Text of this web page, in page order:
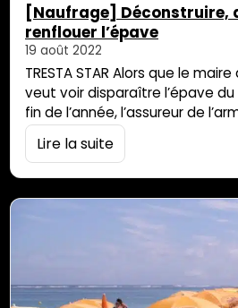
[Naufrage] Déconstruire,
renflouer l’épave
19 août 2022
TRESTA STAR Alors que le
veut voir disparaître l’épave
fin de l’année, l’assureur de
l’État, qui s’est substitué à lui,
d’expertise qu’il a
entrepreneur en travaux
Lire la suite